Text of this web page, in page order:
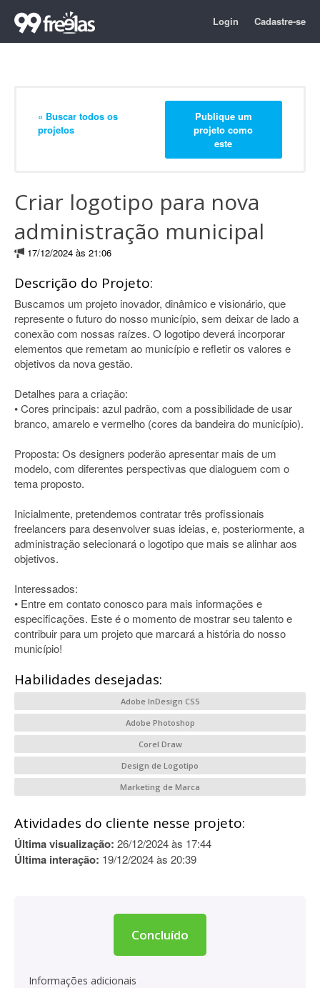
Login Cadastre-se
« Buscar todos os
projetos
Publique um
projeto como
este
Criar logotipo para nova
administração municipal
17/12/2024 às 21:06
Descrição do Projeto:
Buscamos um projeto inovador, dinâmico e visionário, que
represente o futuro do nosso município, sem deixar de lado a
conexão com nossas raízes. O logotipo deverá incorporar
elementos que remetam ao município e refletir os valores e
objetivos da nova gestão.
Detalhes para a criação:
• Cores principais: azul padrão, com a possibilidade de usar
branco, amarelo e vermelho (cores da bandeira do município).
Proposta: Os designers poderão apresentar mais de um
modelo, com diferentes perspectivas que dialoguem com o
tema proposto.
Inicialmente, pretendemos contratar três profissionais
freelancers para desenvolver suas ideias, e, posteriormente, a
administração selecionará o logotipo que mais se alinhar aos
objetivos.
Interessados:
• Entre em contato conosco para mais informações e
especificações. Este é o momento de mostrar seu talento e
contribuir para um projeto que marcará a história do nosso
município!
Habilidades desejadas:
Adobe InDesign CS5
Adobe Photoshop
Corel Draw
Design de Logotipo
Marketing de Marca
Atividades do cliente nesse projeto:
Última visualização: 26/12/2024 às 17:44
Última interação: 19/12/2024 às 20:39
Concluído
Informações adicionais